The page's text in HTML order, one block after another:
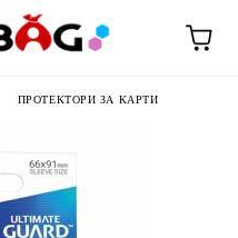
ПРОТЕКТОРИ ЗА КАРТИ